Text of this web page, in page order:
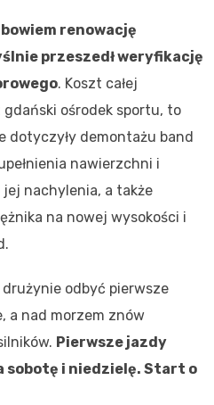
renowację
przeszedł weryfikację
. Koszt całej
ośrodek sportu, to
dotyczyły demontażu band
nawierzchni i
nachylenia, a także
na nowej wysokości i
odbyć pierwsze
a nad morzem znów
Pierwsze jazdy
sobotę i niedzielę. Start o